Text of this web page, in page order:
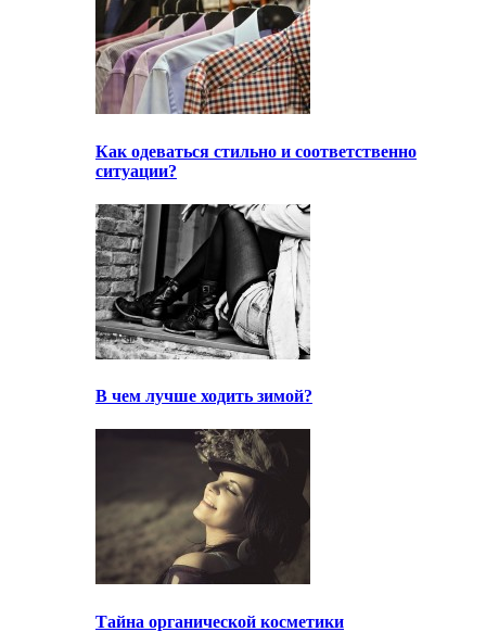
Как одеваться стильно и соответственно
ситуации?
В чем лучше ходить зимой?
Тайна органической косметики